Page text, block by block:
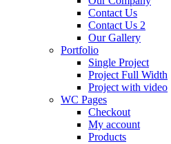
Contact Us
Contact Us 2
Our Gallery
Portfolio
Single Project
Project Full Width
Project with video
WC Pages
Checkout
My account
Products